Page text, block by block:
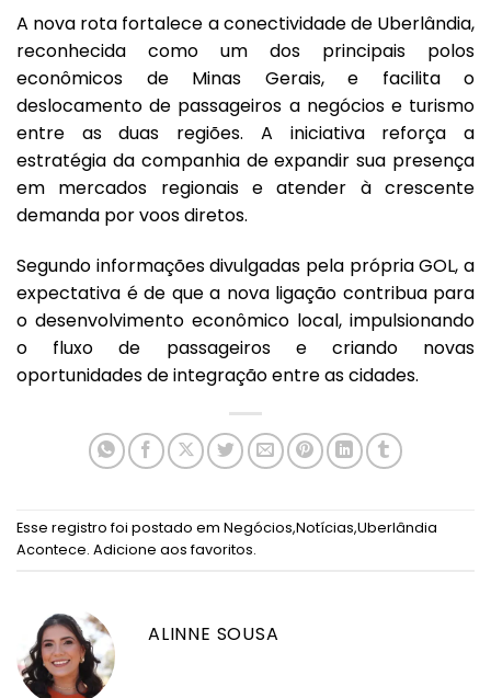
A nova rota fortalece a conectividade de Uberlândia,
reconhecida como um dos principais polos
econômicos de Minas Gerais, e facilita o
deslocamento de passageiros a negócios e turismo
entre as duas regiões. A iniciativa reforça a
estratégia da companhia de expandir sua presença
em mercados regionais e atender à crescente
demanda por voos diretos.
Segundo informações divulgadas pela própria GOL, a
expectativa é de que a nova ligação contribua para
o desenvolvimento econômico local, impulsionando
o fluxo de passageiros e criando novas
oportunidades de integração entre as cidades.
Esse registro foi postado em Negócios,Notícias,Uberlândia
Acontece. Adicione aos favoritos.
ALINNE SOUSA